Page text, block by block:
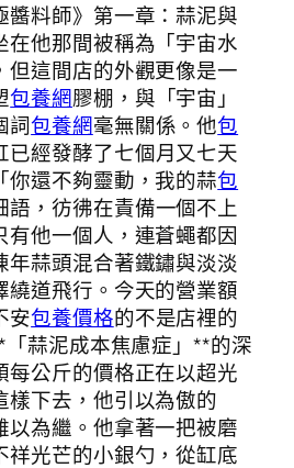
醬料師》第一章：蒜泥與
在他那間被稱為「宇宙水
但這間店的外觀更像是一
包養網膠棚，與「宇宙」
詞包養網毫無關係。他包
已經發酵了七個月又七天
你還不夠靈動，我的蒜包
語，彷彿在責備一個不上
有他一個人，連蒼蠅都因
年蒜頭混合著鐵鏽與淡淡
繞道飛行。今天的營業額
安包養價格的不是店裡的
蒜泥成本焦慮症」**的深
每公斤的價格正在以超光
樣下去，他引以為傲的
以為繼。他拿著一把被磨
祥光芒的小銀勺，從缸底